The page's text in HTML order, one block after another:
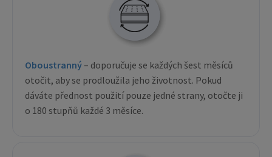
Oboustranný– doporučuje se každých šest měsíců
otočit, aby se prodloužila jeho životnost. Pokud
dáváte přednost použití pouze jedné strany, otočte ji
o 180 stupňů každé 3 měsíce.